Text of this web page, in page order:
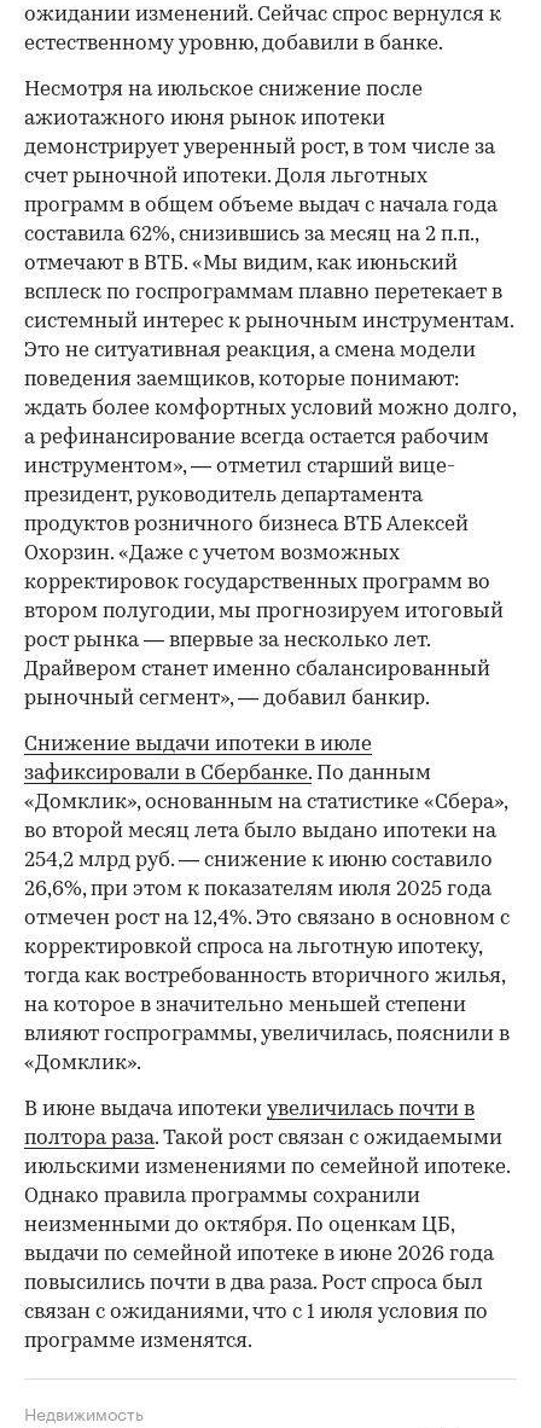
ожидании изменений. Сейчас спрос вернулся к
естественному уровню, добавили в банке.
Несмотря на июльское снижение после
ажиотажного июня рынок ипотеки
демонстрирует уверенный рост, в том числе за
счет рыночной ипотеки. Доля льготных
программ в общем объеме выдач с начала года
составила 62%, снизившись за месяц на 2 п.п.,
отмечают в ВТБ. «Мы видим, как июньский
всплеск по госпрограммам плавно перетекает в
системный интерес к рыночным инструментам.
Это не ситуативная реакция, а смена модели
поведения заемщиков, которые понимают:
ждать более комфортных условий можно долго,
а рефинансирование всегда остается рабочим
инструментом», — отметил старший вице-
президент, руководитель департамента
продуктов розничного бизнеса ВТБ Алексей
Охорзин. «Даже с учетом возможных
корректировок государственных программ во
втором полугодии, мы прогнозируем итоговый
рост рынка — впервые за несколько лет.
Драйвером станет именно сбалансированный
рыночный сегмент», — добавил банкир.
Снижение выдачи ипотеки в июле
зафиксировали в Сбербанке. По данным
«Домклик», основанным на статистике «Сбера»,
во второй месяц лета было выдано ипотеки на
254,2 млрд руб. — снижение к июню составило
26,6%, при этом к показателям июля 2025 года
отмечен рост на 12,4%. Это связано в основном с
корректировкой спроса на льготную ипотеку,
тогда как востребованность вторичного жилья,
на которое в значительно меньшей степени
влияют госпрограммы, увеличилась, пояснили в
«Домклик».
В июне выдача ипотеки увеличилась почти в
полтора раза. Такой рост связан с ожидаемыми
июльскими изменениями по семейной ипотеке.
Однако правила программы сохранили
неизменными до октября. По оценкам ЦБ,
выдачи по семейной ипотеке в июне 2026 года
повысились почти в два раза. Рост спроса был
связан с ожиданиями, что с 1 июля условия по
программе изменятся.
Недвижимость